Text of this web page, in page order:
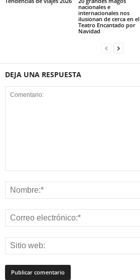
nacionales e
internacionales nos
ilusionan de cerca en el
Teatro Encantado por
Navidad
DEJA UNA RESPUESTA